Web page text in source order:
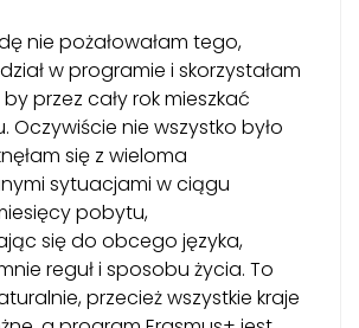
nie pożałowałam tego,
w programie i skorzystałam
przez cały rok mieszkać
Oczywiście nie wszystko było
się z wieloma
sytuacjami w ciągu
pobytu,
się do obcego języka,
reguł i sposobu życia. To
przecież wszystkie kraje